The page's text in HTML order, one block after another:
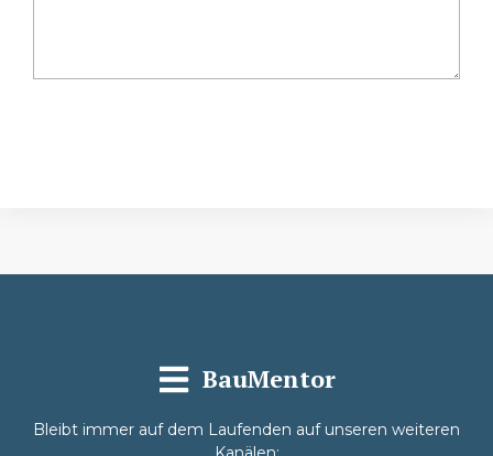
BauMentor
Bleibt immer auf dem Laufenden auf unseren weiteren